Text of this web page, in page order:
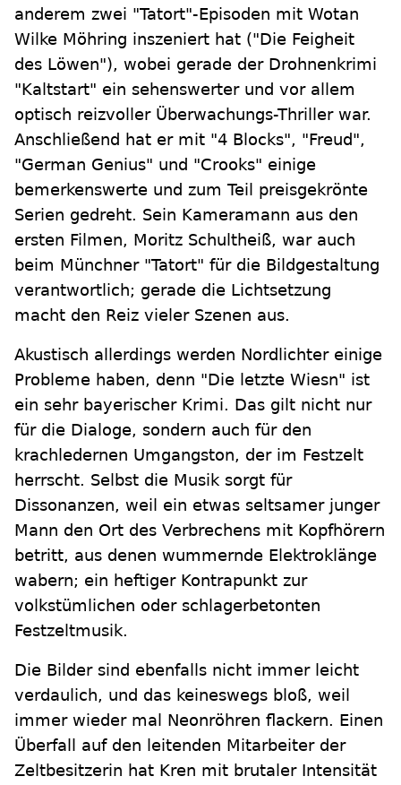
anderem zwei "Tatort"-Episoden mit Wotan
Wilke Möhring inszeniert hat ("Die Feigheit
des Löwen"), wobei gerade der Drohnenkrimi
"Kaltstart" ein sehenswerter und vor allem
optisch reizvoller Überwachungs-Thriller war.
Anschließend hat er mit "4 Blocks", "Freud",
"German Genius" und "Crooks" einige
bemerkenswerte und zum Teil preisgekrönte
Serien gedreht. Sein Kameramann aus den
ersten Filmen, Moritz Schultheiß, war auch
beim Münchner "Tatort" für die Bildgestaltung
verantwortlich; gerade die Lichtsetzung
macht den Reiz vieler Szenen aus.
Akustisch allerdings werden Nordlichter einige
Probleme haben, denn "Die letzte Wiesn" ist
ein sehr bayerischer Krimi. Das gilt nicht nur
für die Dialoge, sondern auch für den
krachledernen Umgangston, der im Festzelt
herrscht. Selbst die Musik sorgt für
Dissonanzen, weil ein etwas seltsamer junger
Mann den Ort des Verbrechens mit Kopfhörern
betritt, aus denen wummernde Elektroklänge
wabern; ein heftiger Kontrapunkt zur
volkstümlichen oder schlagerbetonten
Festzeltmusik.
Die Bilder sind ebenfalls nicht immer leicht
verdaulich, und das keineswegs bloß, weil
immer wieder mal Neonröhren flackern. Einen
Überfall auf den leitenden Mitarbeiter der
Zeltbesitzerin hat Kren mit brutaler Intensität